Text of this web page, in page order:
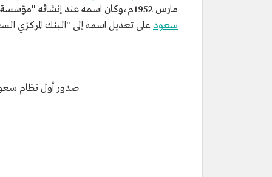
مارس 1952م،وكان اسمه عند إنشائه "مؤسسة النقد العربي السعودي"، واستمر كذلك حتى صدرت موافقة خادم الحرمين الشريفين الملك
سعود على تعديل اسمه إلى "البنك المركزي السعودي" في 9 ربيع الآخر
صدور أول نظام